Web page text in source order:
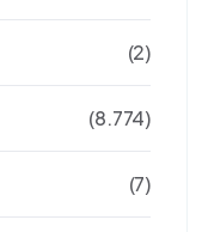
(2)
(8.774)
(7)